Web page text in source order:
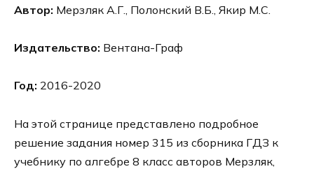
Автор: Мерзляк А.Г., Полонский В.Б., Якир М.С.
Издательство: Вентана-Граф
Год: 2016-2020
На этой странице представлено подробное
решение задания номер 315 из сборника ГДЗ к
учебнику по алгебре 8 класс авторов Мерзляк,